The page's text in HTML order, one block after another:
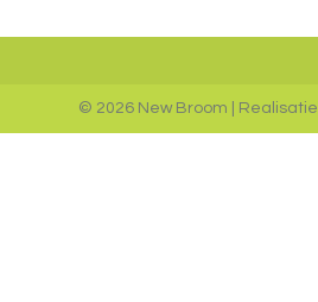
© 2026 New Broom | Realisatie